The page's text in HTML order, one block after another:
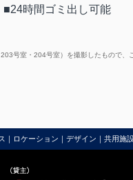
■24時間ゴミ出し可能
号室・204号室）を撮影したもので、
｜ ロケーション ｜デザイン ｜共用施